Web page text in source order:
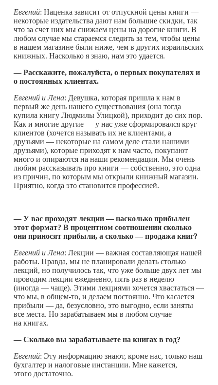
Евгений: Наценка зависит от отпускной цены книги —
некоторые издательства дают нам большие скидки, так
что за счет них мы снижаем цены на дорогие книги. В
любом случае мы стараемся следить за тем, чтобы цены
в нашем магазине были ниже, чем в других израильских
книжных. Насколько я знаю, нам это удается.
— Расскажите, пожалуйста, о первых покупателях и
о постоянных клиентах.
Евгений и Лена: Девушка, которая пришла к нам в
первый же день нашего существования (она тогда
купила книгу Людмилы Улицкой), приходит до сих пор.
Как и многие другие — у нас уже сформировался круг
клиентов (хочется называть их не клиентами, а
друзьями — некоторые на самом деле стали нашими
друзьями), которые приходят к нам часто, покупают
много и опираются на наши рекомендации. Мы очень
любим рассказывать про книги — собственно, это одна
из причин, по которым мы открыли книжный магазин.
Приятно, когда это становится профессией.
— У вас проходят лекции — насколько прибылен
этот формат? В процентном соотношении сколько
они приносят прибыли, а сколько — продажа книг?
Евгений и Лена: Лекции — важная составляющая нашей
работы. Правда, мы не планировали делать столько
лекций, но получилось так, что уже больше двух лет мы
проводим лекции ежедневно, пять раз в неделю
(иногда — чаще). Этими лекциями хочется хвастаться —
что мы, в общем-то, и делаем постоянно. Что касается
прибыли — да, безусловно, это выгодно, если заняты
все места. Но зарабатываем мы в любом случае
на книгах.
— Сколько вы зарабатываете на книгах в год?
Евгений: Эту информацию знают, кроме нас, только наш
бухгалтер и налоговые инстанции. Мне кажется,
этого достаточно.